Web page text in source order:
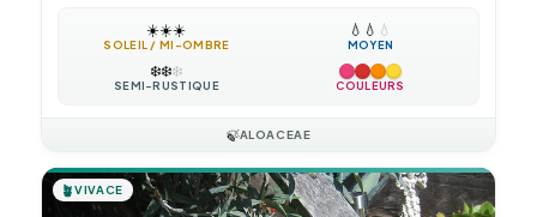
☀️☀️☀️
SOLEIL / MI-OMBRE
💧 💧 💧
MOYEN
❄️❄️❄️
SEMI-RUSTIQUE COULEURS
🍃ALOACEAE
🪴VIVACE